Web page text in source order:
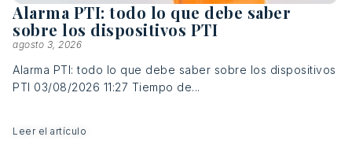
Alarma PTI: todo lo que debe saber
sobre los dispositivos PTI
agosto 3, 2026
Alarma PTI: todo lo que debe saber sobre los dispositivos
PTI 03/08/2026 11:27 Tiempo de...
Leer el artículo